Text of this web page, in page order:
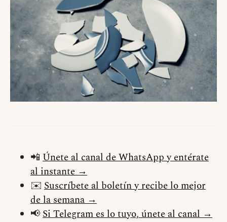
📲 Únete al canal de WhatsApp y entérate
al instante →
✉️ Suscríbete al boletín y recibe lo mejor
de la semana →
📢Si Telegram es lo tuyo, únete al canal →